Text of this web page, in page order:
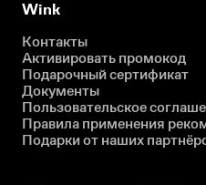
Wink
Контакты
Активировать промокод
Подарочный сертификат
Документы
Пользовательское
Правила применения
Подарки от наших